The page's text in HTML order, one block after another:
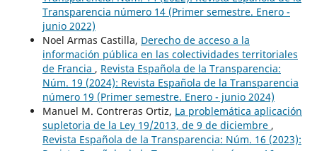
Transparencia número 14 (Primer semestre. Enero -
junio 2022)
Noel Armas Castilla, Derecho de acceso a la
información pública en las colectividades territoriales
de Francia , Revista Española de la Transparencia:
Núm. 19 (2024): Revista Española de la Transparencia
número 19 (Primer semestre. Enero - junio 2024)
Manuel M. Contreras Ortiz, La problemática aplicación
supletoria de la Ley 19/2013, de 9 de diciembre ,
Revista Española de la Transparencia: Núm. 16 (2023):